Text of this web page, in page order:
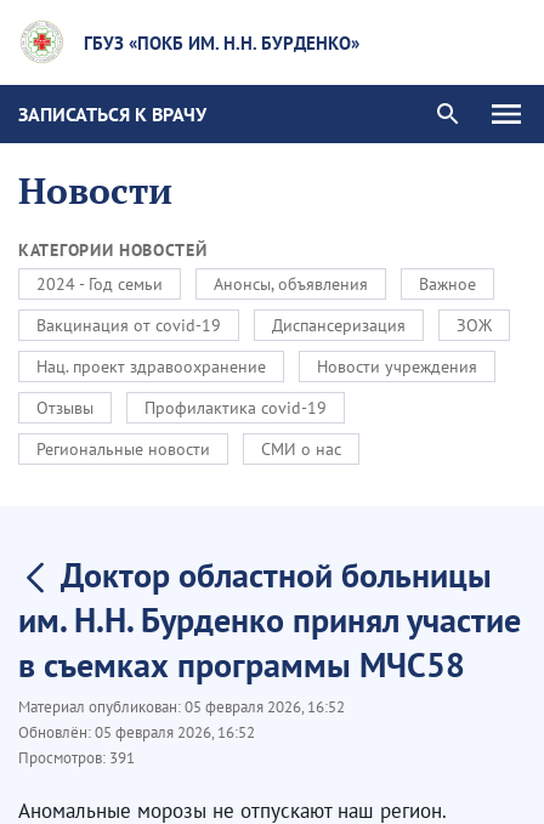
ГБУЗ «ПОКБ ИМ. Н.Н. БУРДЕНКО»
ЗАПИСАТЬСЯ К ВРАЧУ
Новости
КАТЕГОРИИ НОВОСТЕЙ
2024 - Год семьи
Анонсы, объявления
Важное
Вакцинация от covid-19
Диспансеризация
ЗОЖ
Нац. проект здравоохранение
Новости учреждения
Отзывы
Профилактика covid-19
Региональные новости
СМИ о нас
Доктор областной больницы
им. Н.Н. Бурденко принял участие
в съемках программы МЧС58
Материал опубликован:05 февраля 2026, 16:52
Обновлён:05 февраля 2026, 16:52
Просмотров: 391
Аномальные морозы не отпускают наш регион.